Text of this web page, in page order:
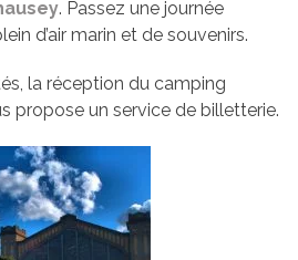
. Passez une journée
d’air marin et de souvenirs.
la réception du camping
propose un service de billetterie.